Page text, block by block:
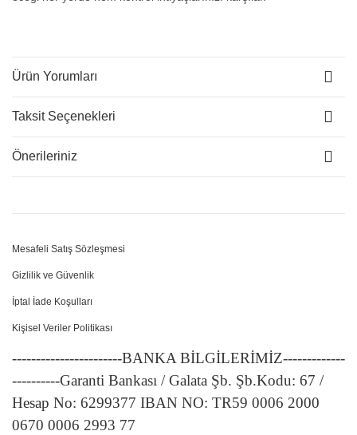
Ürün Yorumları
Taksit Seçenekleri
Önerileriniz
Mesafeli Satış Sözleşmesi
Gizlilik ve Güvenlik
İptal İade Koşulları
Kişisel Veriler Politikası
-----------------------BANKA BİLGİLERİMİZ-------------
----------Garanti Bankası / Galata Şb. Şb.Kodu: 67 /
Hesap No: 6299377 IBAN NO: TR59 0006 2000
0670 0006 2993 77